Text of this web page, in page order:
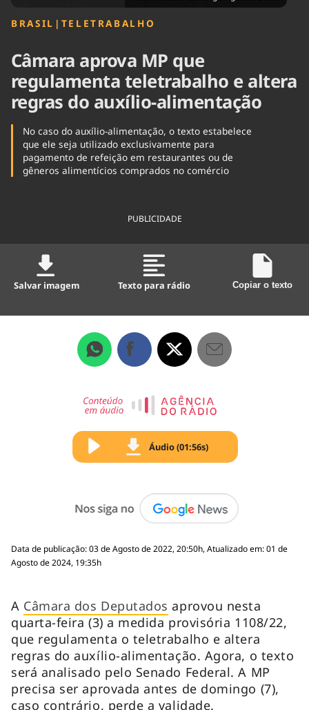
BRASIL | TELETRABALHO
Câmara aprova MP que
regulamenta teletrabalho e altera
regras do auxílio-alimentação
No caso do auxílio-alimentação, o texto estabelece
que ele seja utilizado exclusivamente para
pagamento de refeição em restaurantes ou de
gêneros alimentícios comprados no comércio
PUBLICIDADE
Salvar imagem Texto para rádio Copiar o texto
Áudio (01:56s)
Data de publicação: 03 de Agosto de 2022, 20:50h, Atualizado em: 01 de
Agosto de 2024, 19:35h
A Câmara dos Deputados aprovou nesta
quarta-feira (3) a medida provisória 1108/22,
que regulamenta o teletrabalho e altera
regras do auxílio-alimentação. Agora, o texto
será analisado pelo Senado Federal. A MP
precisa ser aprovada antes de domingo (7),
caso contrário, perde a validade.